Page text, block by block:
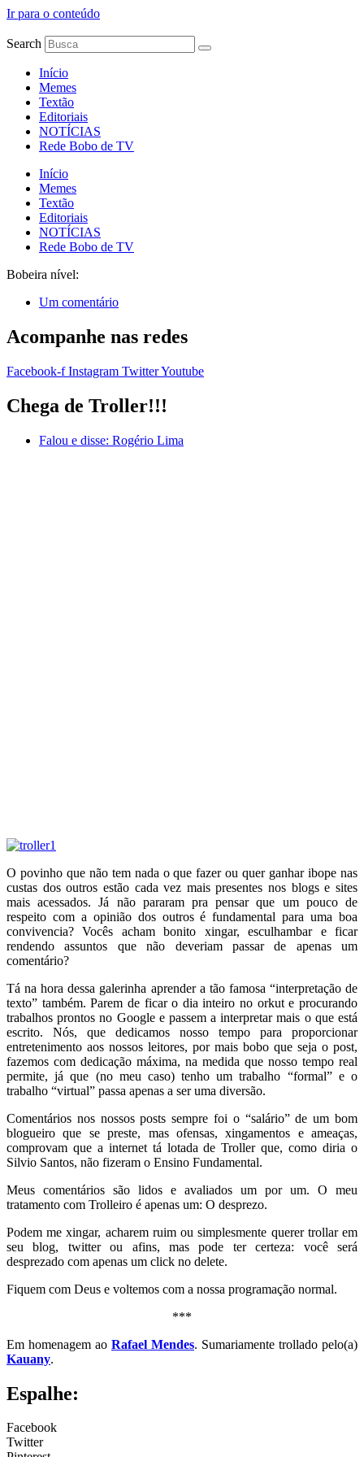
Ir para o conteúdo
Search
Início
Memes
Textão
Editoriais
NOTÍCIAS
Rede Bobo de TV
Início
Memes
Textão
Editoriais
NOTÍCIAS
Rede Bobo de TV
Bobeira nível:
Um comentário
Acompanhe nas redes
Facebook-f Instagram TwitterYoutube
Chega de Troller!!!
Falou e disse: Rogério Lima
O povinho que não tem nada o que fazer ou quer ganhar ibope nas
custas dos outros estão cada vez mais presentes nos blogs e sites
mais acessados. Já não pararam pra pensar que um pouco de
respeito com a opinião dos outros é fundamental para uma boa
convivencia? Vocês acham bonito xingar, esculhambar e ficar
rendendo assuntos que não deveriam passar de apenas um
comentário?
Tá na hora dessa galerinha aprender a tão famosa “interpretação de
texto” também. Parem de ficar o dia inteiro no orkut e procurando
trabalhos prontos no Google e passem a interpretar mais o que está
escrito. Nós, que dedicamos nosso tempo para proporcionar
entretenimento aos nossos leitores, por mais bobo que seja o post,
fazemos com dedicação máxima, na medida que nosso tempo real
permite, já que (no meu caso) tenho um trabalho “formal” e o
trabalho “virtual” passa apenas a ser uma diversão.
Comentários nos nossos posts sempre foi o “salário” de um bom
blogueiro que se preste, mas ofensas, xingamentos e ameaças,
comprovam que a internet tá lotada de Troller que, como diria o
Silvio Santos, não fizeram o Ensino Fundamental.
Meus comentários são lidos e avaliados um por um. O meu
tratamento com Trolleiro é apenas um: O desprezo.
Podem me xingar, acharem ruim ou simplesmente querer trollar em
seu blog, twitter ou afins, mas pode ter certeza: você será
desprezado com apenas um click no delete.
Fiquem com Deus e voltemos com a nossa programação normal.
***
Em homenagem ao Rafael Mendes. Sumariamente trollado pelo(a)
Kauany.
Espalhe:
Facebook
Twitter